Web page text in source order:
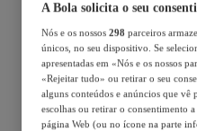
A Bola solicita o seu
Nós e os nossos 298 parceiros
únicos, no seu dispositivo. Se
apresentadas em «Nós e os nossos
«Rejeitar tudo» ou retirar o seu
alguns conteúdos e anúncios que vê
escolhas ou retirar o consentimento
página Web (ou no ícone na parte